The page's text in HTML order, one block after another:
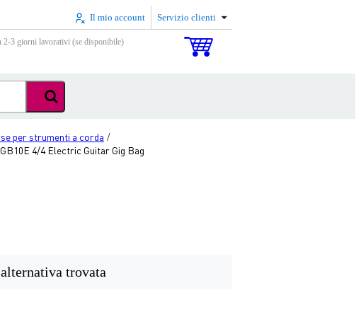
Il mio account Servizio clienti
2-3 giorni lavorativi (se disponibile)
per strumenti a corda /
4/4 Electric Guitar Gig Bag
trovata